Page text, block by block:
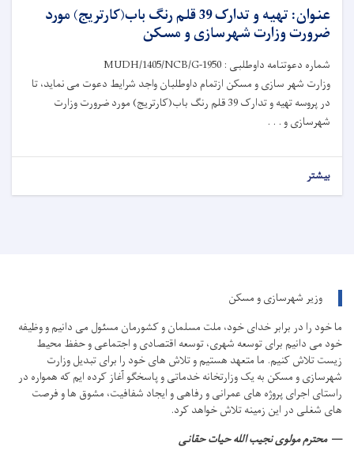
عنوان: تهیه و تدارک 39 قلم رنگ باب(کارتریج) مورد
ضرورت وزارت شهرسازی و مسکن
شماره دعوتنامه داوطلبی : MUDH/1405/NCB/G-1950
وزارت شهر سازی و مسکن ازتمام داوطلبان واجد شرایط دعوت می نماید، تا
در پروسه تهیه و تدارک 39 قلم رنگ باب(کارتریج) مورد ضرورت وزارت
شهرسازی و . . .
بیشتر
وزیر شهرسازی و مسکن
ما خود را در برابر خدای خود، ملت مسلمان و کشورمان مسئول می دانیم و وظیفه
خود می دانیم برای توسعه شهری، توسعه اقتصادی و اجتماعی و حفظ محیط
زیست تلاش کنیم. ما متعهد هستیم و تلاش های خود را برای تبدیل وزارت
شهرسازی و مسکن به یک وزارتخانه خدماتی و پاسخگو آغاز کرده ایم که همواره در
راستای اجرای پروژه های عمرانی و رفاهی و ایجاد شفافیت، مشوق ها و فرصت
های شغلی در این زمینه تلاش خواهد کرد.
محترم مولوی نجیب الله حیات حقانی